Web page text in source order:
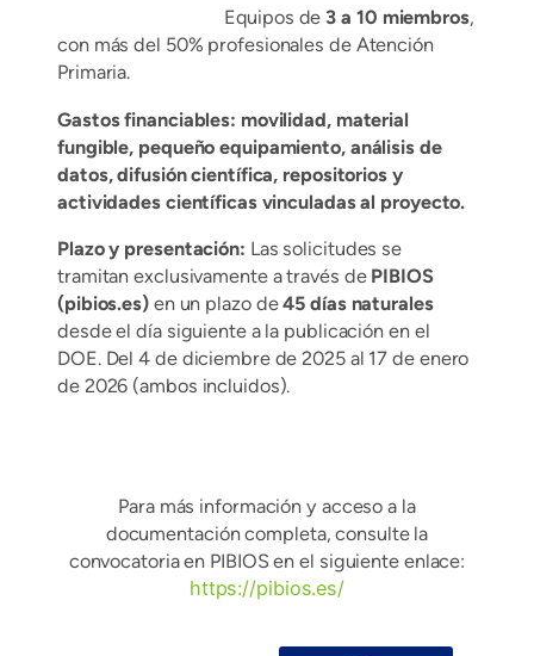
Equipos de 3 a 10 miembros,
con más del 50% profesionales de Atención
Primaria.
Gastos financiables: movilidad, material
fungible, pequeño equipamiento, análisis de
datos, difusión científica, repositorios y
actividades científicas vinculadas al proyecto.
Plazo y presentación: Las solicitudes se
tramitan exclusivamente a través de PIBIOS
(pibios.es)en un plazo de45 días naturales
desde el día siguiente a la publicación en el
DOE. Del 4 de diciembre de 2025 al 17 de enero
de 2026 (ambos incluidos).
Para más información y acceso a la
documentación completa, consulte la
convocatoria en PIBIOS en el siguiente enlace:
https://pibios.es/